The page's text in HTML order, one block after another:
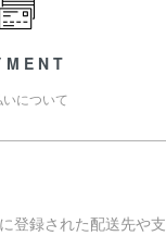
について
登録された配送先や支